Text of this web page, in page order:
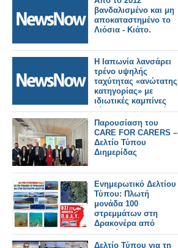
βανδαλισμένο και μη
αποκαταστημένο το
Λιόσια - Κιάτο.
Η Ιαπωνία λανσάρει
τρένο υψηλής
ταχύτητας «ανώτατης
κατηγορίας» με
ιδιωτικές καμπίνες
τύπου αεροπορικής
εταιρείας.
Παρουσίαση του
CARE FOR CARERS –
Δελτίο Τύπου
Διημερίδας
Ενημερωτικό Δελτίου
Τύπου: Πλωτή
μονάδα 100
στρεμμάτων στη
Δρακονέρα από
μετακίνηση -
μετεγκατάσταση
Δελτίο Τύπου για τη